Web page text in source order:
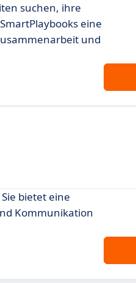
suchen, ihre
eine
und
bietet eine
Kommunikation